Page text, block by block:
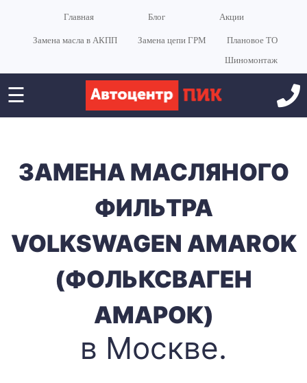
Главная Блог Акции
Замена масла в АКПП Замена цепи ГРМ
Плановое ТО
Шиномонтаж
☰
ЗАМЕНА МАСЛЯНОГО
ФИЛЬТРА
VOLKSWAGEN AMAROK
(ФОЛЬКСВАГЕН
АМАРОК)
в Москве.